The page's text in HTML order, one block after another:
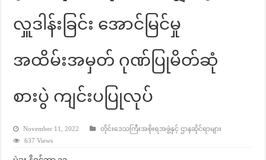
လှူဒါန်းခြင်း အောင်မြင်မှု
အထိမ်းအမှတ် ဂုဏ်ပြုမိတ်ဆုံ
စားပွဲ ကျင်းပပြုလုပ်
November 11, 2022
တိုင်းဒေသကြီးအစိုးရအဖွဲ့နှင့် ဌာနဆိုင်ရာများ
637 Views